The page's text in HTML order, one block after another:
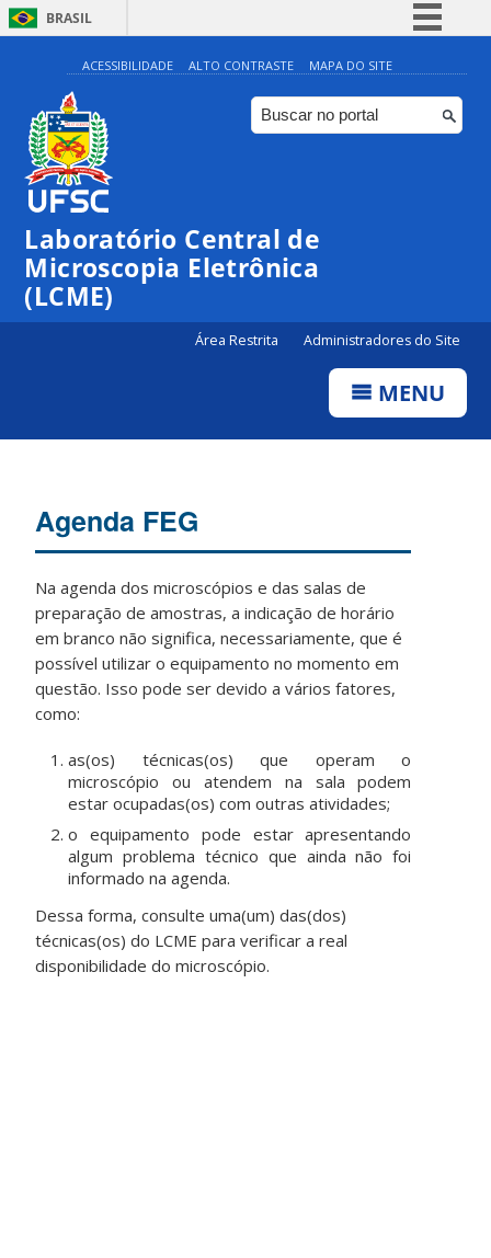
BRASIL
Simplifique!
Comunica BR
Participe
ACESSIBILIDADE ALTO CONTRASTE MAPA DO SITE
Laboratório Central de
Microscopia Eletrônica
(LCME)
Área Restrita Administradores do Site
MENU
Agenda FEG
Na agenda dos microscópios e das salas de
preparação de amostras, a indicação de horário
em branco não significa, necessariamente, que é
possível utilizar o equipamento no momento em
questão. Isso pode ser devido a vários fatores,
como:
as(os) técnicas(os) que operam o
microscópio ou atendem na sala podem
estar ocupadas(os) com outras atividades;
o equipamento pode estar apresentando
algum problema técnico que ainda não foi
informado na agenda.
Dessa forma, consulte uma(um) das(dos)
técnicas(os) do LCME para verificar a real
disponibilidade do microscópio.